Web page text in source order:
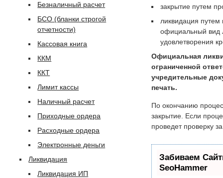
закрытие путем
ликвидация путем
официальный вид
удовлетворения
Официальная
ограниченной
учредительные
печать.
По окончанию
закрытие. Если
проведет проверку
Забиваем
SeoHammer
Безналичный расчет
БСО (бланки строгой
отчетности)
Кассовая книга
ККМ
ККТ
Лимит кассы
Наличный расчет
Приходные ордера
Расходные ордера
Электронные деньги
Ликвидация
Ликвидация ИП